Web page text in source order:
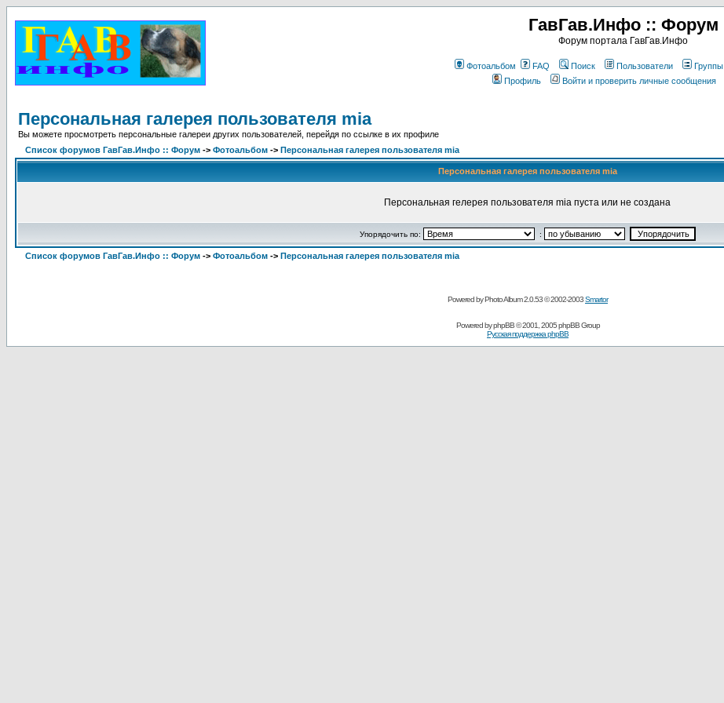
ГавГав.Инфо :: Форум
Форум портала ГавГав.Инфо
Фотоальбом FAQ Поиск Пользователи Группы
Профиль
Войти и проверить личные сообщения
Персональная галерея пользователя mia
Вы можете просмотреть персональные галереи других пользователей, перейдя по ссылке в их профиле
Список форумов ГавГав.Инфо :: Форум -> Фотоальбом -> Персональная галерея пользователя mia
Персональная галерея пользователя mia
Персональная гелерея пользователя mia пуста или не создана
Упорядочить по: :
Список форумов ГавГав.Инфо :: Форум -> Фотоальбом -> Персональная галерея пользователя mia
Powered by Photo Album 2.0.53 © 2002-2003Smartor
Powered byphpBB© 2001, 2005 phpBB Group
Русская поддержка phpBB